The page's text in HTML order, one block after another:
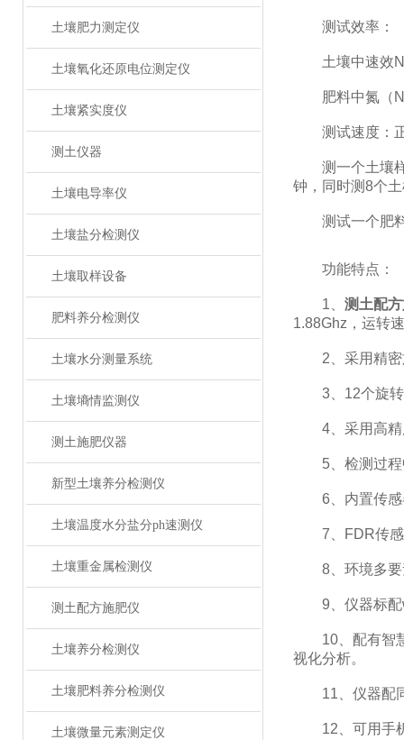
土壤肥力测定仪
土壤氧化还原电位测定仪
土壤紧实度仪
测土仪器
土壤电导率仪
土壤盐分检测仪
土壤取样设备
肥料养分检测仪
土壤水分测量系统
土壤墒情监测仪
测土施肥仪器
新型土壤养分检测仪
土壤温度水分盐分ph速测仪
土壤重金属检测仪
测土配方施肥仪
土壤养分检测仪
土壤肥料养分检测仪​
土壤微量元素测定仪
测试效率：
土壤中速效N
肥料中氮（N
测试速度：正
测一个土壤样
钟，同时测8个
测试一个肥料
功能特点：
1、 测土配
1.88Ghz，运转
2、采用精密
3、12个旋转
4、采用高精
5、检测过程中
6、内置传感
7、FDR传感器
8、环境多要素
9、仪器标配
10、配有智慧
视化分析。
11、仪器配同
12、可用手机